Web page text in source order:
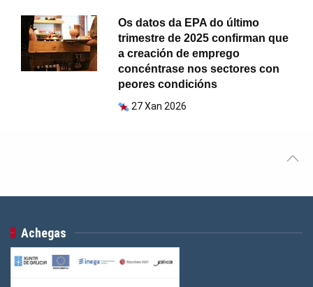
Os datos da EPA do último
trimestre de 2025 confirman que
a creación de emprego
concéntrase nos sectores con
peores condicións
27 Xan 2026
Achegas